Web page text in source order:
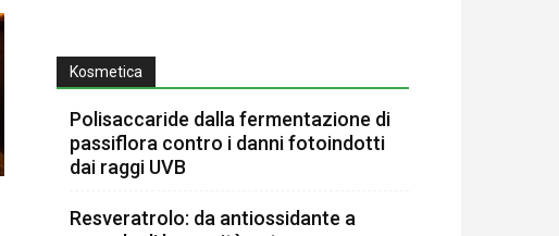
Kosmetica
Polisaccaride dalla fermentazione di
passiflora contro i danni fotoindotti
dai raggi UVB
Resveratrolo: da antiossidante a